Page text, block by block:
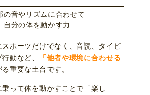
の音やリズムに合わせて
自分の体を動かす力
スポーツだけでなく、音読、タイピ
動など、
「他者や環境に合わせる
重要な土台です。
乗って体を動かすことで「楽し